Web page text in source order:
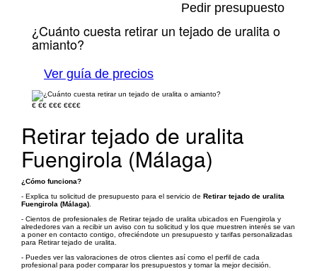
Pedir presupuesto
¿Cuánto cuesta retirar un tejado de uralita o
amianto?
Ver guía de precios
€ €€ €€€ €€€€
Retirar tejado de uralita
Fuengirola (Málaga)
¿Cómo funciona?
- Explica tu solicitud de presupuesto para el servicio de Retirar tejado de uralita
Fuengirola (Málaga)
- Cientos de profesionales de Retirar tejado de uralita ubicados en Fuengirola y
alrededores van a recibir un aviso con tu solicitud y los que muestren interés se van
a poner en contacto contigo, ofreciéndote un presupuesto y tarifas personalizadas
para Retirar tejado de uralita.
- Puedes ver las valoraciones de otros clientes así como el perfil de cada
profesional para poder comparar los presupuestos y tomar la mejor decisión.